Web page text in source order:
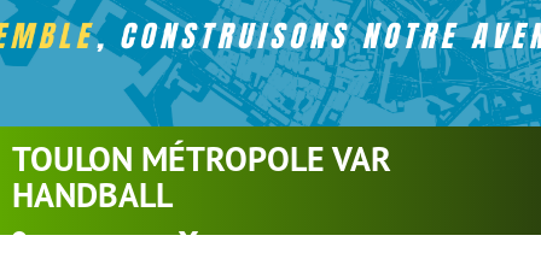
TOULON MÉTROPOLE VAR
HANDBALL
France-Toulon Handball